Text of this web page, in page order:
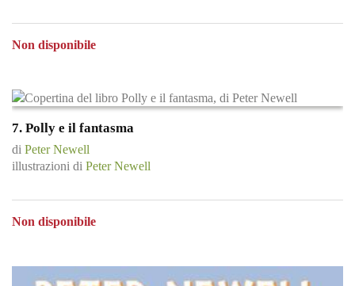
Non disponibile
7. Polly e il fantasma
di Peter Newell
illustrazioni di Peter Newell
Non disponibile